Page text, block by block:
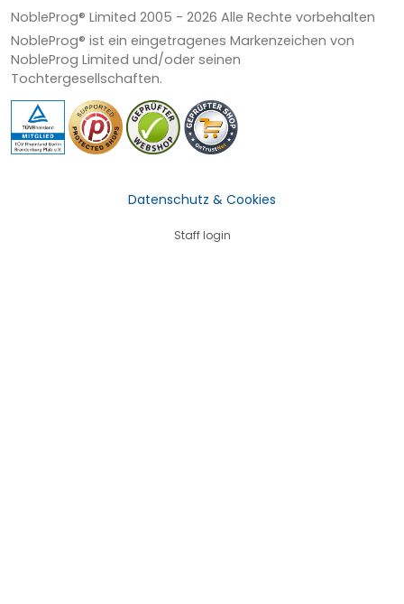
NobleProg® Limited 2005 - 2026 Alle Rechte vorbehalten
NobleProg® ist ein eingetragenes Markenzeichen von
NobleProg Limited und/oder seinen
Tochtergesellschaften.
Datenschutz & Cookies
Staff login